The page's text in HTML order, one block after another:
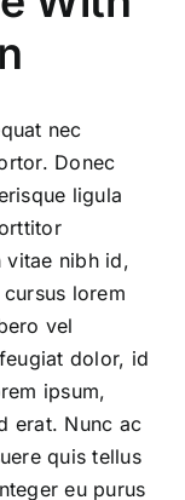
nec
Donec
ligula
vitae nibh id,
lorem
vel
dolor, id
ipsum,
erat. Nunc ac
quis tellus
eu purus